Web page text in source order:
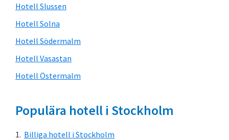
Hotell Slussen
Hotell Solna
Hotell Södermalm
Hotell Vasastan
Hotell Östermalm
Populära hotell i Stockholm
Billiga hotell i Stockholm